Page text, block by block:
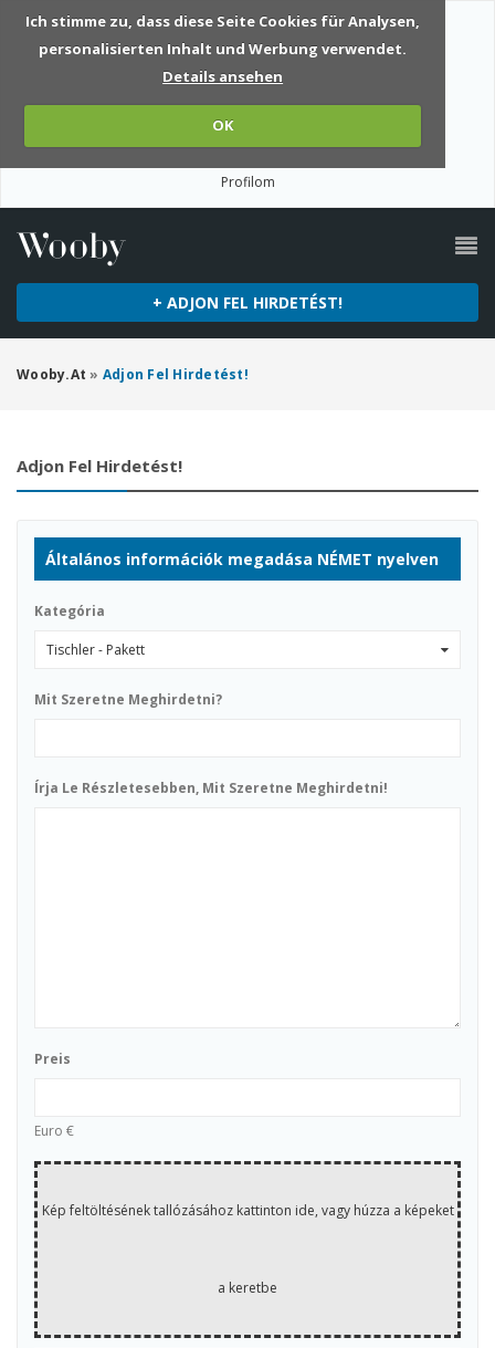
Ich stimme zu, dass diese Seite Cookies für Analysen,
personalisierten Inhalt und Werbung verwendet.
Details ansehen
OK
Profilom
+ ADJON FEL HIRDETÉST!
Wooby.at » Adjon Fel Hirdetést!
Adjon Fel Hirdetést!
Általános információk megadása NÉMET nyelven
Kategória
Tischler - Pakett
Mit Szeretne Meghirdetni?
Írja Le Részletesebben, Mit Szeretne Meghirdetni!
Preis
Euro €
Kép feltöltésének tallózásához kattinton ide, vagy húzza a képeket
a keretbe